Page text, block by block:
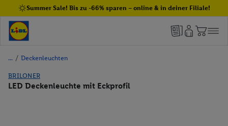
Summer Sale! Bis zu -66% sparen – online & in deiner Filiale!
/ Deckenleuchten
BRILONER
LED Deckenleuchte mit Eckprofil